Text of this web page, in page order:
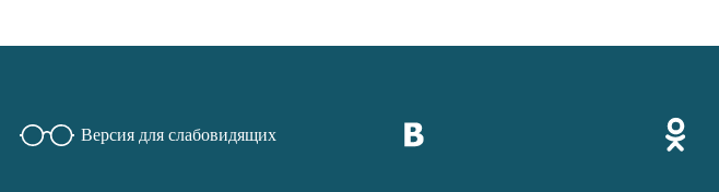
Версия для слабовидящих